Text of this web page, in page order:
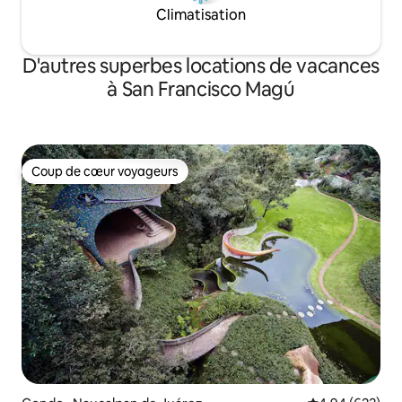
Climatisation
D'autres superbes locations de vacances
à San Francisco Magú
Coup de cœur voyageurs
Coup de cœur voyageurs